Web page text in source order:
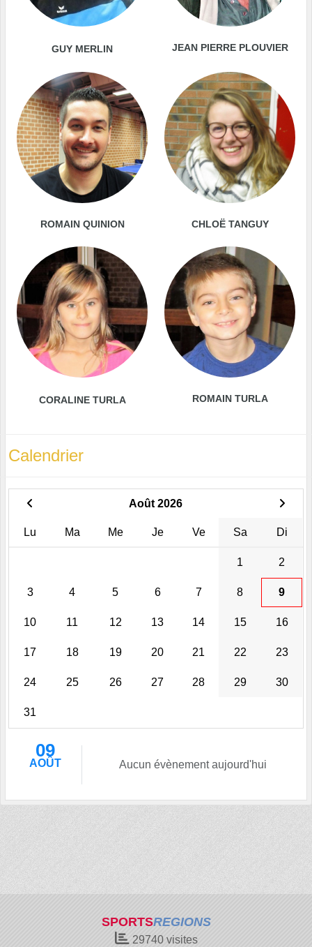
GUY MERLIN JEAN PIERRE PLOUVIER
ROMAIN QUINION CHLOË TANGUY
CORALINE TURLA ROMAIN TURLA
Calendrier
Août 2026
Lu Ma Me Je Ve Sa Di
1 2
3 4 5 6 7 8 9
10 11 12 13 14 15 16
17 18 19 20 21 22 23
24 25 26 27 28 29 30
31
09
AOÛT Aucun évènement aujourd'hui
SPORTSREGIONS
29740visites